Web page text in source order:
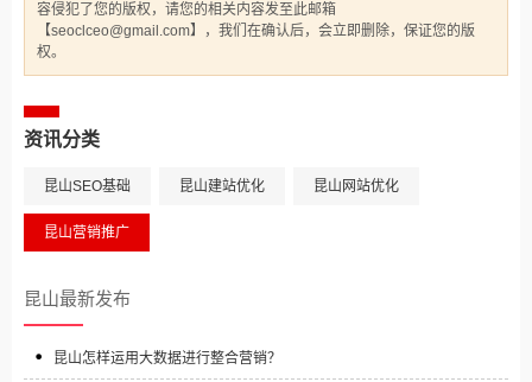
容侵犯了您的版权，请您的相关内容发至此邮箱
【seoclceo@gmail.com】，我们在确认后，会立即删除，保证您的版
权。
资讯分类
昆山SEO基础 昆山建站优化 昆山网站优化
昆山营销推广
昆山最新发布
昆山怎样运用大数据进行整合营销？